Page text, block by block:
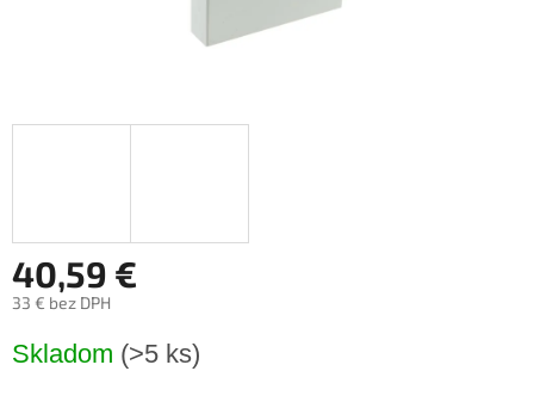
40,59 €
33 € bez DPH
cena:
Skladom (>5 ks)